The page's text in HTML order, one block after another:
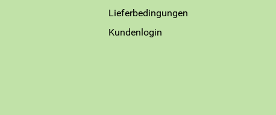
Lieferbedingungen
Kundenlogin